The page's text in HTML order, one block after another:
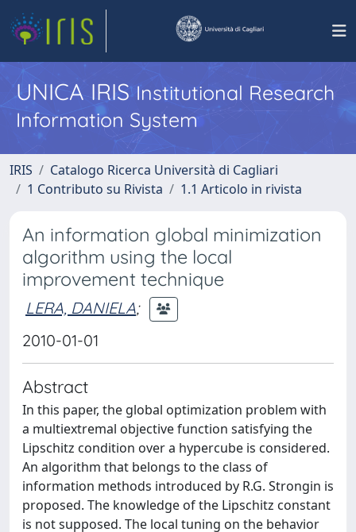
UNICA IRISInstitutional Research
Information System
IRIS
Catalogo Ricerca Università di Cagliari
1 Contributo su Rivista
1.1 Articolo in rivista
An information global minimization
algorithm using the local
improvement technique
LERA, DANIELA;
2010-01-01
Abstract
In this paper, the global optimization problem with
a multiextremal objective function satisfying the
Lipschitz condition over a hypercube is considered.
An algorithm that belongs to the class of
information methods introduced by R.G. Strongin is
proposed. The knowledge of the Lipschitz constant
is not supposed. The local tuning on the behavior